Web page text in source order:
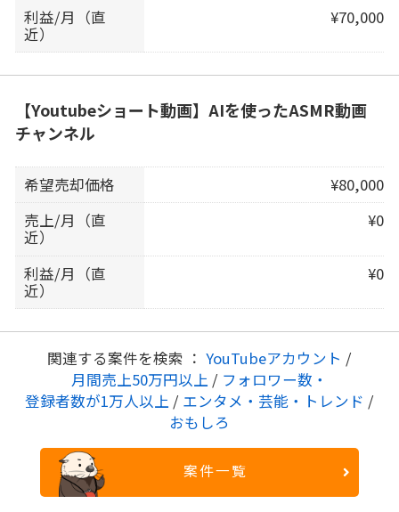
利益/月（直
近）
¥70,000
【Youtubeショート動画】AIを使ったASMR動画
チャンネル
希望売却価格
¥80,000
売上/月（直
近）
¥0
利益/月（直
近）
¥0
関連する案件を検索 ： YouTubeアカウント /
月間売上50万円以上 / フォロワー数・
登録者数が1万人以上 / エンタメ・芸能・トレンド /
おもしろ
案件一覧